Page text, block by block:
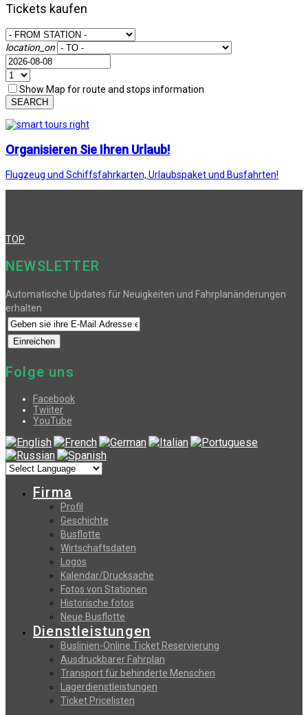
Tickets kaufen
location_on
Show Map for route and stops information
SEARCH
Organisieren Sie Ihren Urlaub!
Flugzeug und Schiffsfahrkarten, Urlaubspaket und Busfahrten!
TOP
NEWSLETTER
Automatische Updates für Neuigkeiten und Fahrplanänderungen
erhalten
Folge uns
Facebook
Twiiter
YouTube
Firma
Profil
Geschichte
Busflotte
Wirtschaftsdaten
Logos
Kalendar/Drucksache
Fotos von Stationen
Historische fotos
Neue Busflotte
Dienstleistungen
Buslinien-Online Ticket Reservierung
Αusdruckbarer Fahrplan
Transport für behinderte Menschen
Lagerdienstleistungen
Ticket Pricelisten